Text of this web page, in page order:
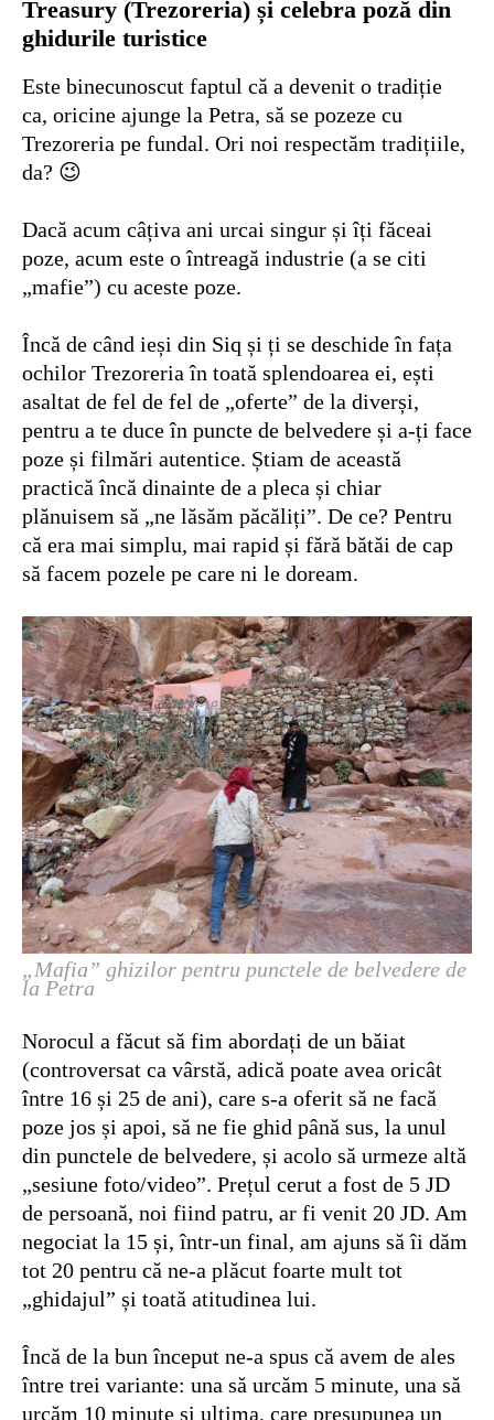
Treasury (Trezoreria) și celebra poză din
ghidurile turistice
Este binecunoscut faptul că a devenit o tradiție
ca, oricine ajunge la Petra, să se pozeze cu
Trezoreria pe fundal. Ori noi respectăm tradițiile,
da? 😉
Dacă acum câțiva ani urcai singur și îți făceai
poze, acum este o întreagă industrie (a se citi
„mafie”) cu aceste poze.
Încă de când ieși din Siq și ți se deschide în fața
ochilor Trezoreria în toată splendoarea ei, ești
asaltat de fel de fel de „oferte” de la diverși,
pentru a te duce în puncte de belvedere și a-ți face
poze și filmări autentice. Știam de această
practică încă dinainte de a pleca și chiar
plănuisem să „ne lăsăm păcăliți”. De ce? Pentru
că era mai simplu, mai rapid și fără bătăi de cap
să facem pozele pe care ni le doream.
„Mafia” ghizilor pentru punctele de belvedere de
la Petra
Norocul a făcut să fim abordați de un băiat
(controversat ca vârstă, adică poate avea oricât
între 16 și 25 de ani), care s-a oferit să ne facă
poze jos și apoi, să ne fie ghid până sus, la unul
din punctele de belvedere, și acolo să urmeze altă
„sesiune foto/video”. Prețul cerut a fost de 5 JD
de persoană, noi fiind patru, ar fi venit 20 JD. Am
negociat la 15 și, într-un final, am ajuns să îi dăm
tot 20 pentru că ne-a plăcut foarte mult tot
„ghidajul” și toată atitudinea lui.
Încă de la bun început ne-a spus că avem de ales
între trei variante: una să urcăm 5 minute, una să
urcăm 10 minute și ultima, care presupunea un